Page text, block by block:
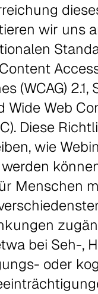
wir uns
(WCAG) 2.1,
Wide Web
Diese
wie
Menschen
bei Seh-,
oder